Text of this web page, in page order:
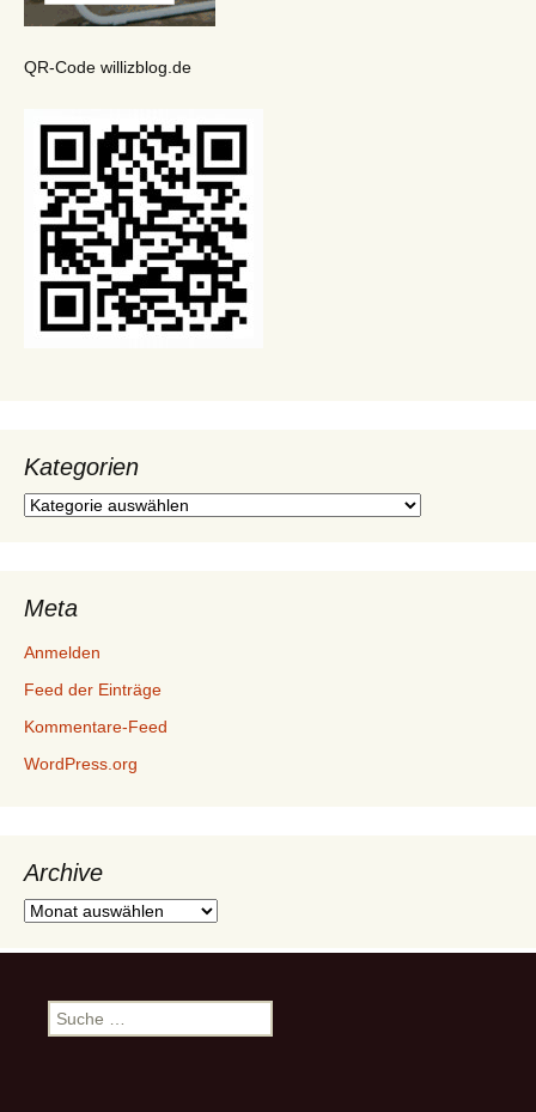
QR-Code willizblog.de
Kategorien
Kategorien
Meta
Anmelden
Feed der Einträge
Kommentare-Feed
WordPress.org
Archive
Archive
Suche
nach: